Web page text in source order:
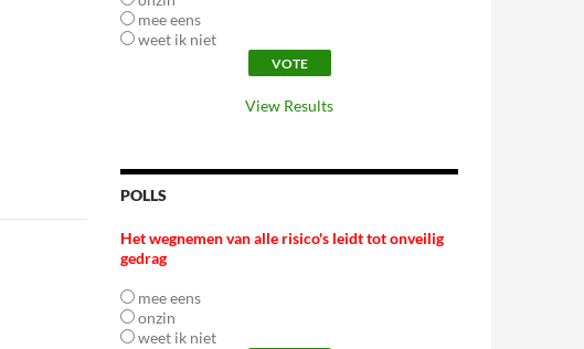
mee eens
weet ik niet
View Results
POLLS
Het wegnemen van alle risico's leidt tot onveilig
gedrag
mee eens
onzin
weet ik niet